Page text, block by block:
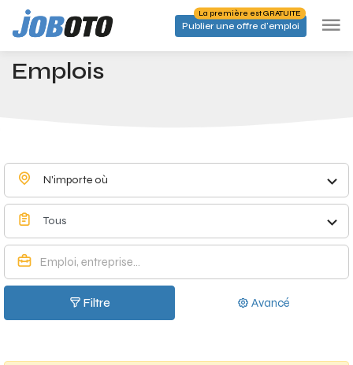
Skip to main content
Publier une offre d'emploi
La première est GRATUITE
Accueil Emplois à Melen - Joboto
Emplois
N'importe où
Tous
Filtre Avancé